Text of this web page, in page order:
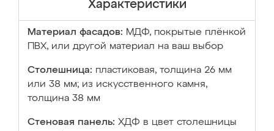
Характеристики
Материал фасадов: МДФ, покрытые плёнкой
ПВХ, или другой материал на ваш выбор
Столешница: пластиковая, толщина 26 мм
или 38 мм; из искусственного камня,
толщина 38 мм
Стеновая панель: ХДФ в цвет столешницы